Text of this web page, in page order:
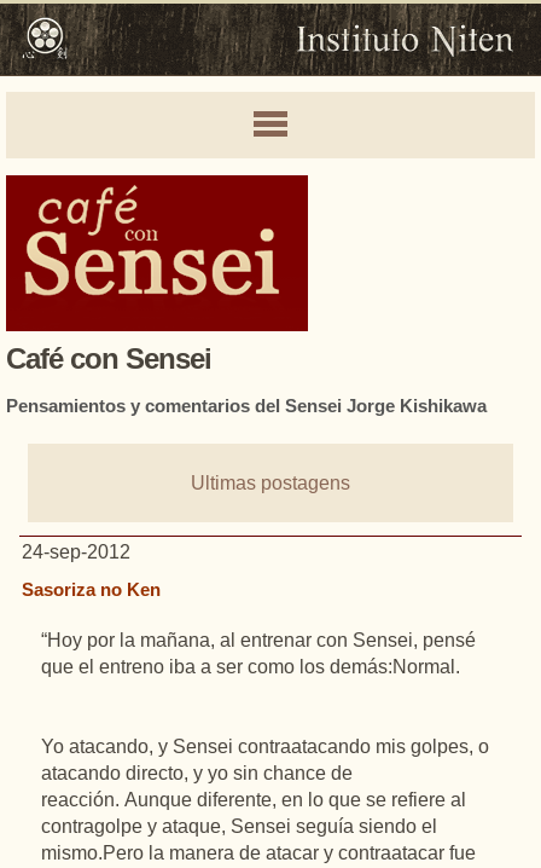
Café con Sensei
Pensamientos y comentarios del Sensei Jorge Kishikawa
Ultimas postagens
24-sep-2012
Sasoriza no Ken
“Hoy por la mañana, al entrenar con Sensei, pensé
que el entreno iba a ser como los demás:Normal.
Yo atacando, y Sensei contraatacando mis golpes, o
atacando directo, y yo sin chance de
reacción. Aunque diferente, en lo que se refiere al
contragolpe y ataque, Sensei seguía siendo el
mismo.Pero la manera de atacar y contraatacar fue